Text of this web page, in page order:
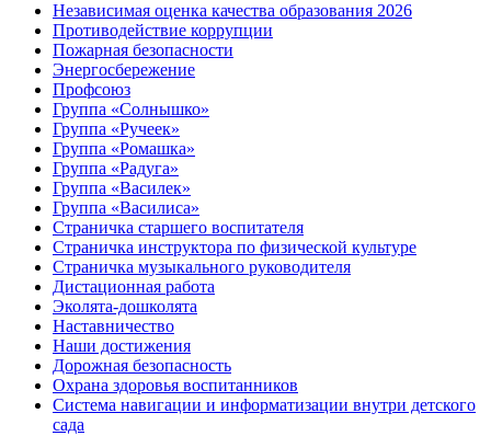
Независимая оценка качества образования 2026
Противодействие коррупции
Пожарная безопасности
Энергосбережение
Профсоюз
Группа «Солнышко»
Группа «Ручеек»
Группа «Ромашка»
Группа «Радуга»
Группа «Василек»
Группа «Василиса»
Страничка старшего воспитателя
Страничка инструктора по физической культуре
Страничка музыкального руководителя
Дистационная работа
Эколята-дошколята
Наставничество
Наши достижения
Дорожная безопасность
Охрана здоровья воспитанников
Система навигации и информатизации внутри детского
сада